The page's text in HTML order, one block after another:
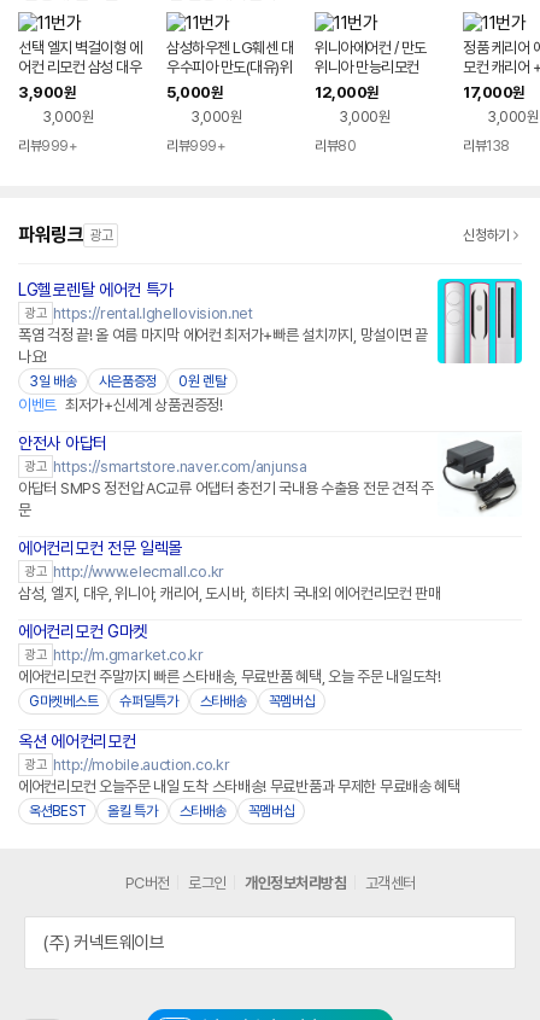
선택 엘지 벽걸이형 에
어컨 리모컨 삼성 대우
캐리어 센추리 냉방 난
방 만능리모컨 모음중
에 필요한 모델선택
3,900원
3,000원
리뷰999+
삼성하우젠 LG훼센 대
우수피아 만도(대유)위
니아 캐리어 귀뚜라미
범양 하이얼 하이얼 만
능에어컨리모컨
5,000원
3,000원
리뷰999+
위니아에어컨 / 만도
위니아 만능리모컨
12,000원
3,000원
리뷰80
정품 케리어
모컨 캐리어
무료
17,000원
3,000원
리뷰138
파워링크 광고 신청하기
LG헬로렌탈 에어컨 특가
광고 https://rental.lghellovision.net
폭염 걱정 끝! 올 여름 마지막 에어컨 최저가+빠른 설치까지, 망설이면 끝
나요!
3일 배송 사은품증정 0원 렌탈
이벤트 최저가+신세계 상품권증정!
안전사 아답터
광고 https://smartstore.naver.com/anjunsa
아답터 SMPS 정전압 AC교류 어댑터 충전기 국내용 수출용 전문 견적 주
문
에어컨리모컨 전문 일렉몰
광고 http://www.elecmall.co.kr
삼성, 엘지, 대우, 위니아, 캐리어, 도시바, 히타치 국내외 에어컨리모컨 판매
에어컨리모컨 G마켓
광고 http://m.gmarket.co.kr
에어컨리모컨 주말까지 빠른 스타배송, 무료반품 혜택, 오늘 주문 내일도착!
G마켓베스트 슈퍼딜특가 스타배송 꼭멤버십
옥션 에어컨리모컨
광고 http://mobile.auction.co.kr
에어컨리모컨 오늘주문 내일 도착 스타배송! 무료반품과 무제한 무료배송 혜택
옥션BEST 올킬 특가 스타배송 꼭멤버십
PC버전 로그인 개인정보처리방침 고객센터
(주) 커넥트웨이브